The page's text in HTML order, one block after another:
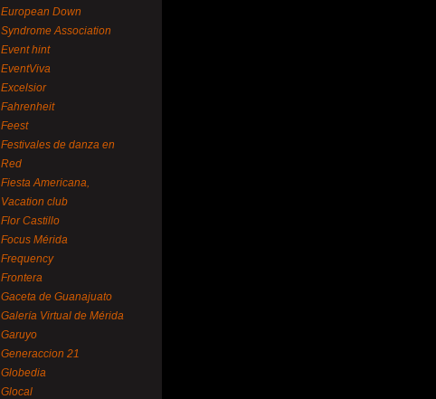
European Down
Syndrome Association
Event hint
EventViva
Excelsior
Fahrenheit
Feest
Festivales de danza en
Red
Fiesta Americana,
Vacation club
Flor Castillo
Focus Mérida
Frequency
Frontera
Gaceta de Guanajuato
Galería Virtual de Mérida
Garuyo
Generaccion 21
Globedia
Glocal